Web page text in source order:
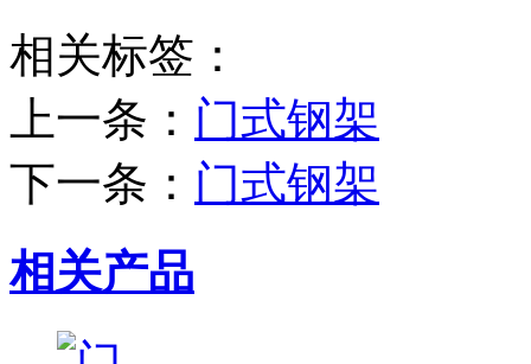
相关标签：
上一条： 门式钢架
下一条： 门式钢架
相关产品